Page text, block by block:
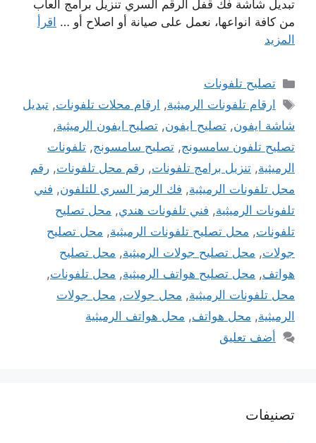
تبديل شاشة فك قفل الرقم السري تنزيل برامج العاب
من كافة انواعها، نعمل على صيانة أو اصلاح أو … اقرأ
المزيد
التصنيفات
تصليح تلفونات
الوسوم
ارقام تلفونات الرميثية, ارقام محلات تلفونات,تبديل
شاشة ايفون, تصليح ايفون, تصليح ايفون الرميثية,
تصليح تلفون سامسونج, تصليح سامسونج, تلفونات
الرميثية, تنزيل برامج تلفونات, رقم محل تلفونات, رقم
محل تلفونات الرميثية, فك الرمز السري للتلفون, فني
تلفونات الرميثية, فني تلفونات هندي, محل تصليح
تلفونات, محل تصليح تلفونات الرميثية, محل تصليح
جولات, محل تصليح جولات الرميثية, محل تصليح
هواتف, محل تصليح هواتف الرميثية, محل تلفونات,
محل تلفونات الرميثية, محل جولات, محل جولات
الرميثية, محل هواتف, محل هواتف الرميثية
أضف تعليق
تصنيفات